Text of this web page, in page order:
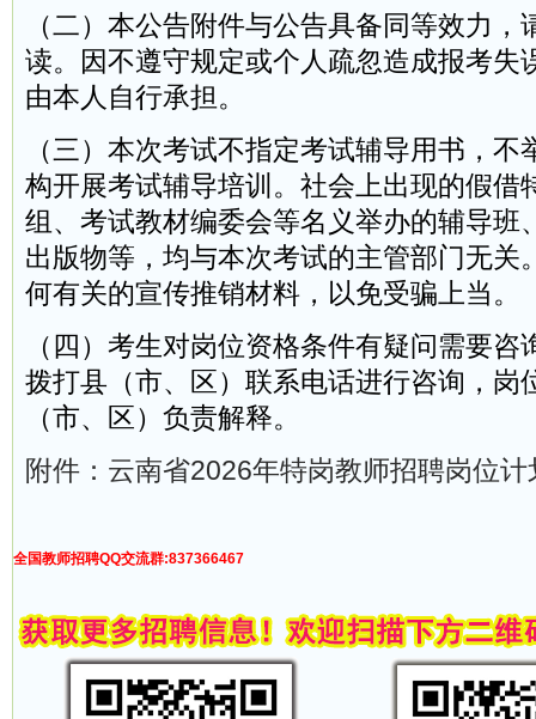
（二）本公告附件与公告具备同等效力，
读。因不遵守规定或个人疏忽造成报考失
由本人自行承担。
（三）本次考试不指定考试辅导用书，
构开展考试辅导培训。社会上出现的假借
组、考试教材编委会等名义举办的辅导班
出版物等，均与本次考试的主管部门无关
何有关的宣传推销材料，以免受骗上当。
（四）考生对岗位资格条件有疑问需要
拨打县（市、区）联系电话进行咨询，岗
（市、区）负责解释。
附件：云南省2026年特岗教师招聘岗位计
全国教师招聘QQ交流群:837366467